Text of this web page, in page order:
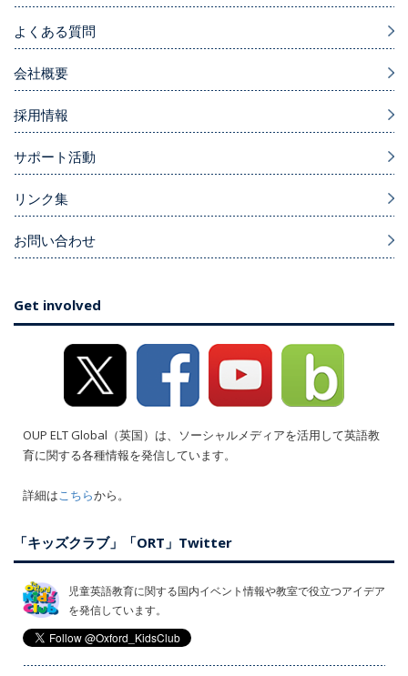
よくある質問
会社概要
採用情報
サポート活動
リンク集
お問い合わせ
Get involved
OUP ELT Global（英国）は、ソーシャルメディアを活用して英語教
育に関する各種情報を発信しています。
詳細はこちらから。
「キッズクラブ」「ORT」Twitter
児童英語教育に関する国内イベント情報や教室で役立つアイデア
を発信しています。